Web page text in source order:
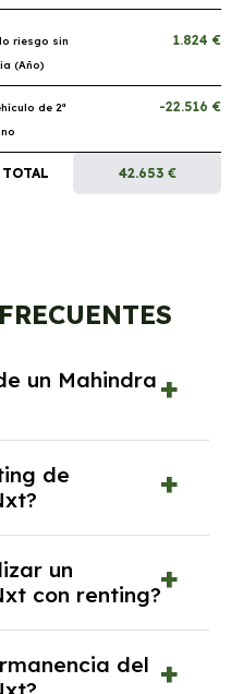
riesgo sin
(Año)
1.824 €
de 2ª
-22.516 €
42.653 €
un Mahindra
plazo en el que
fija por el uso del
determinado,
años.
de
asistencia en
documentación.
un
con renting?
adicional, siempre y
del